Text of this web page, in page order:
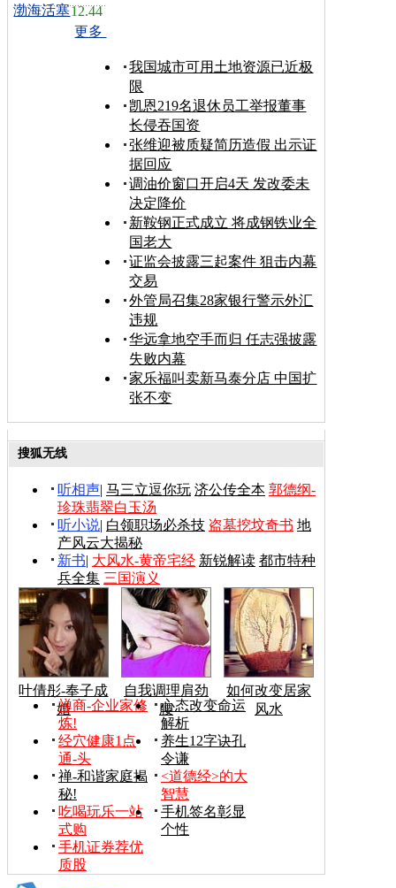
渤海活塞12.44
更多
我国城市可用土地资源已近极
限
凯恩219名退休员工举报董事
长侵吞国资
张维迎被质疑简历造假 出示证
据回应
调油价窗口开启4天 发改委未
决定降价
新鞍钢正式成立 将成钢铁业全
国老大
证监会披露三起案件 狙击内幕
交易
外管局召集28家银行警示外汇
违规
华远拿地空手而归 任志强披露
失败内幕
家乐福叫卖新马泰分店 中国扩
张不变
搜狐无线
听相声| 马三立逗你玩 济公传全本 郭德纲-
珍珠翡翠白玉汤
听小说| 白领职场必杀技 盗墓挖坟奇书 地
产风云大揭秘
新书| 大风水-黄帝宅经 新锐解读 都市特种
兵全集 三国演义
叶倩彤-奉子成
婚
自我调理肩劲
腰
如何改变居家
风水
禅商-企业家修
炼!
心态改变命运
解析
经穴健康1点
通-头
养生12字诀孔
令谦
禅-和谐家庭揭
秘!
<道德经>的大
智慧
吃喝玩乐一站
式购
手机签名彰显
个性
手机证券荐优
质股